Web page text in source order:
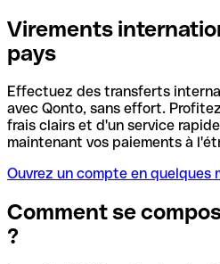
Virements
pays
Effectuez des transferts
avec Qonto, sans effort.
frais clairs et d'un service
maintenant vos paiements à
Ouvrez un compte en quelques
Comment se
?